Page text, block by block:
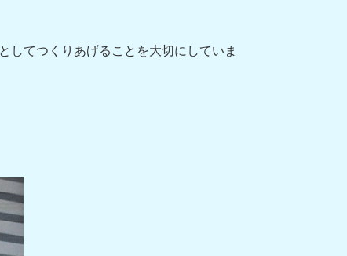
してつくりあげることを大切にしていま